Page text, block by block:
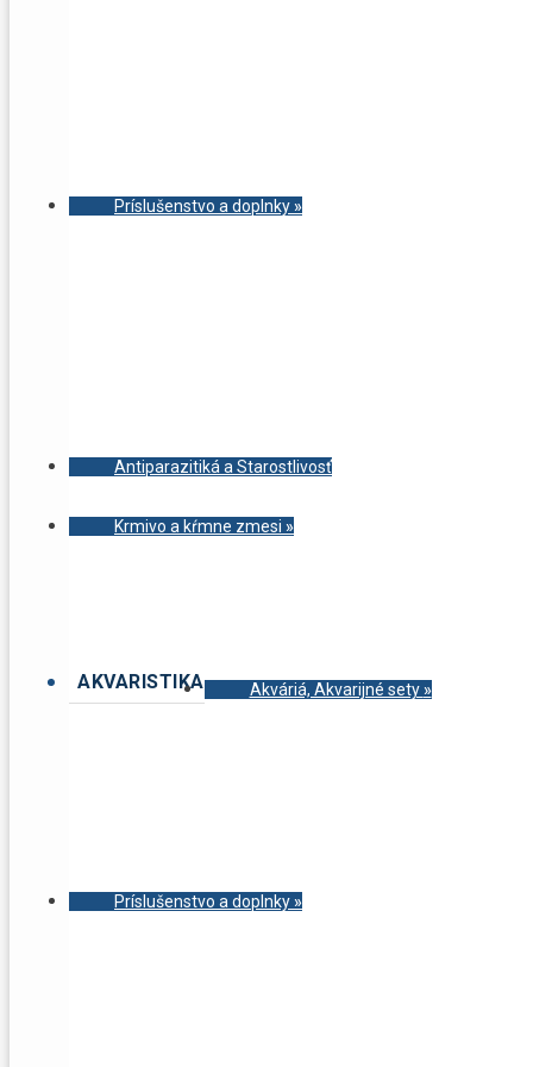
Príslušenstvo a doplnky»
Antiparazitiká a Starostlivosť
Krmivo a kŕmne zmesi »
AKVARISTIKA Akváriá, Akvarijné sety»
Príslušenstvo a doplnky»